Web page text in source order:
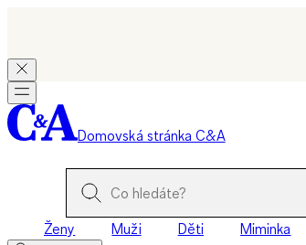
Domovská stránka C&A
Ženy Muži Děti Miminka